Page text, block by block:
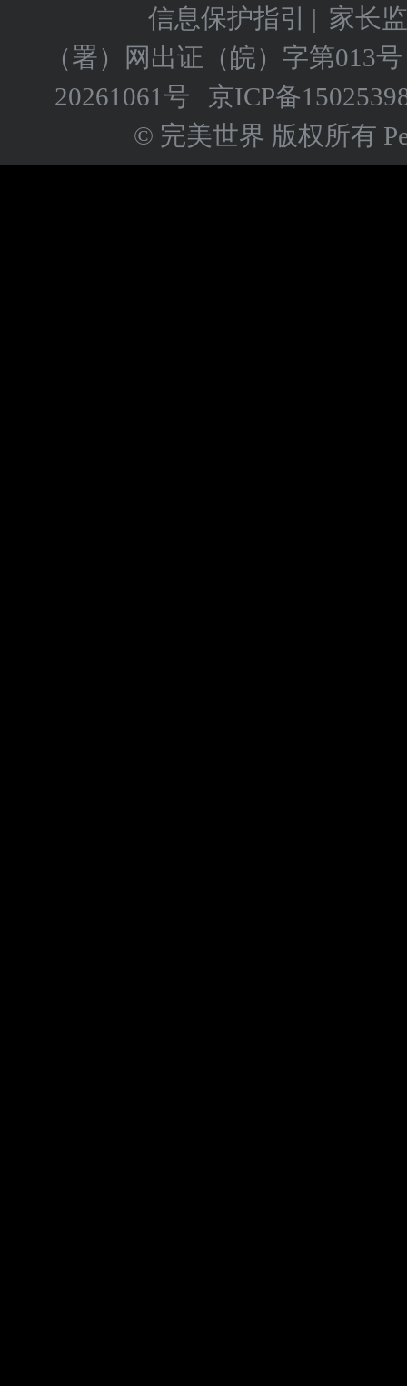
信息保护指引 | 家长
（署）网出证（皖）字第013号
20261061号
京ICP备
© 完美世界 版权所有